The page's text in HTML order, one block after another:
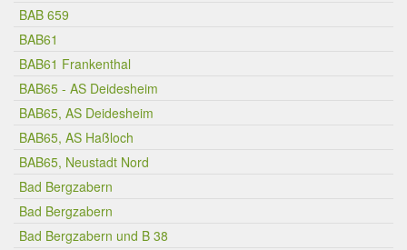
BAB 659
BAB61
BAB61 Frankenthal
BAB65 - AS Deidesheim
BAB65, AS Deidesheim
BAB65, AS Haßloch
BAB65, Neustadt Nord
Bad Bergzabern
Bad Bergzabern
Bad Bergzabern und B 38